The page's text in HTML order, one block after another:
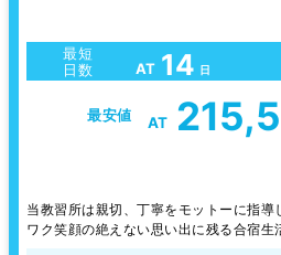
最短
日数
AT 14 日
最安値 AT
当教習所は親切、丁寧をモットーに指導
ワク笑顔の絶えない思い出に残る合宿生